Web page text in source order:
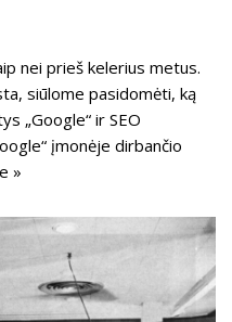
nei prieš kelerius metus.
siūlome pasidomėti, ką
„Google“ ir SEO
įmonėje dirbančio
»